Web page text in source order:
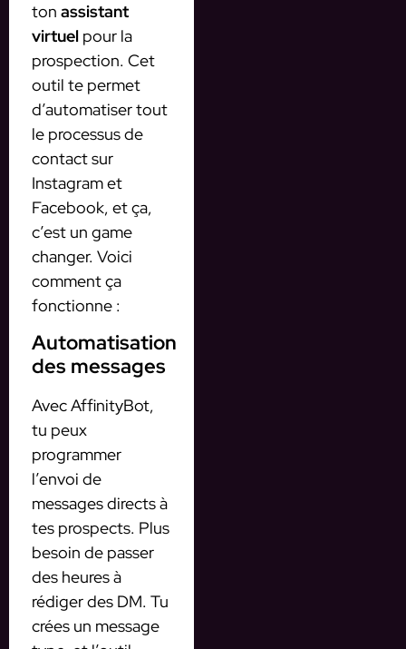
ton assistant
virtuel pour la
prospection. Cet
outil te permet
d’automatiser tout
le processus de
contact sur
Instagram et
Facebook, et ça,
c’est un game
changer. Voici
comment ça
fonctionne :
Automatisation
des messages
Avec AffinityBot,
tu peux
programmer
l’envoi de
messages directs à
tes prospects. Plus
besoin de passer
des heures à
rédiger des DM. Tu
crées un message